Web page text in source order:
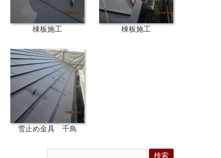
棟板施工 棟板施工
雪止め金具 千鳥